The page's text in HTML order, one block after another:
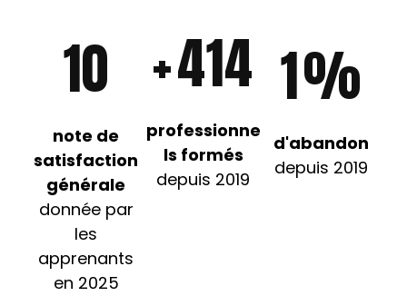
10
note de
satisfaction
générale
donnée par
les
apprenants
en 2025
+420
professionne
ls formés
depuis 2019
0%
d'abandon
depuis 2019